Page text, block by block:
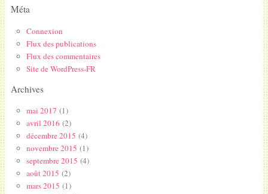
Méta
Connexion
Flux des publications
Flux des commentaires
Site de WordPress-FR
Archives
mai 2017 (1)
avril 2016 (2)
décembre 2015 (4)
novembre 2015 (1)
septembre 2015 (4)
août 2015 (2)
mars 2015 (1)